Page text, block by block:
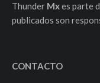
Thunder Mxes parte
publicados son
CONTACTO